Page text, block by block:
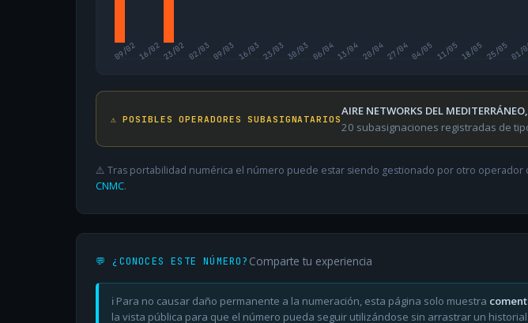
09/0216/0223/02 02/03 09/03 16/03 23/03 30/03 06/0413/04 20/0427/0404/05 11/0518/05 25/0501/
⚠️ POSIBLES OPERADORES SUBASIGNATARIOS
AIRE NETWORKS DEL
20 subasignaciones registradas de
⚠️ Tras portabilidad numérica el número puede estar siendo gestionado por otro operador
CNMC.
💬 ¿CONOCES ESTE NÚMERO? Comparte tu experiencia
ℹ️ Para no causar daño permanente a la numeración, esta página solo muestra
la vista pública para que el número pueda seguir utilizándose sin arrastrar un